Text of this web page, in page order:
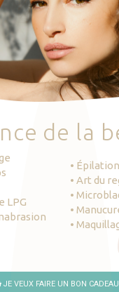
bon cadeau
nce de la b
LPG
• Épilation
• Art du
•
•
•
JE VEUX FAIRE UN BON